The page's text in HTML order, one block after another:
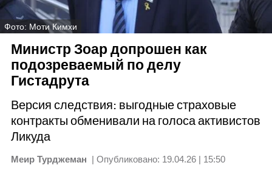
Фото: Моти Кимхи
Министр Зоар допрошен как
подозреваемый по делу
Гистадрута
Версия следствия: выгодные страховые
контракты обменивали на голоса активистов
Ликуда
Меир Турджеман | Опубликовано: 19.04.26 | 15:50